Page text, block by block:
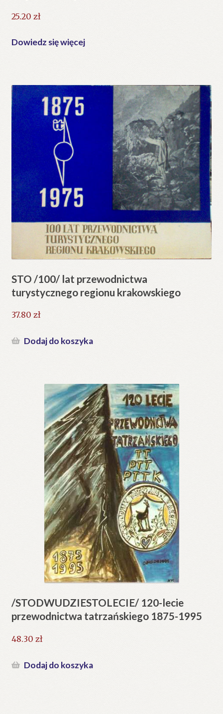
25.20 zł
Dowiedz się więcej
STO /100/ lat przewodnictwa
turystycznego regionu krakowskiego
37.80 zł
Dodaj do koszyka
/STODWUDZIESTOLECIE/ 120-lecie
przewodnictwa tatrzańskiego 1875-1995
48.30 zł
Dodaj do koszyka